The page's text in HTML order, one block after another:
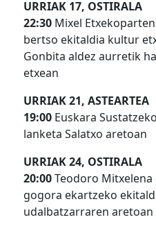
URRIAK 17, OSTIRALA
22:30 Mixel
bertso ekitaldia kultur
Gonbita aldez aurretik
etxean
URRIAK 21, ASTEARTEA
19:00 Euskara
lanketa Salatxo aretoan
URRIAK 24, OSTIRALA
20:00Teodoro
gogora ekartzeko
udalbatzarraren aretoan